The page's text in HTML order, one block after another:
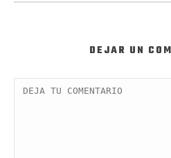
DEJAR UN